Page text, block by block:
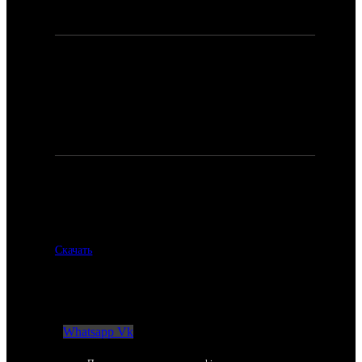
Скачать
Whatsapp Vk